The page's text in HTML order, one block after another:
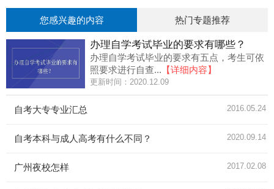
您感兴趣的内容 热门专题推荐
办理自学考试毕业的要求有哪些？
办理自学考试毕业的要求有五点，考生可依
照要求进行自查... 【详细内容】
更新时间：2020.12.09
自考大专专业汇总 2016.05.24
自考本科与成人高考有什么不同？ 2020.09.14
广州夜校怎样 2017.02.08